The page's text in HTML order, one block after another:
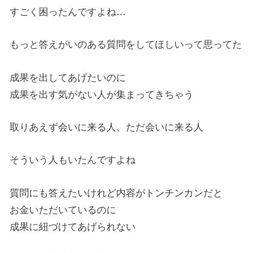
すごく困ったんですよね…
もっと答えがいのある質問をしてほしいって思ってた
成果を出してあげたいのに
成果を出す気がない人が集まってきちゃう
取りあえず会いに来る人、ただ会いに来る人
そういう人もいたんですよね
質問にも答えたいけれど内容がトンチンカンだと
お金いただいているのに
成果に紐づけてあげられない